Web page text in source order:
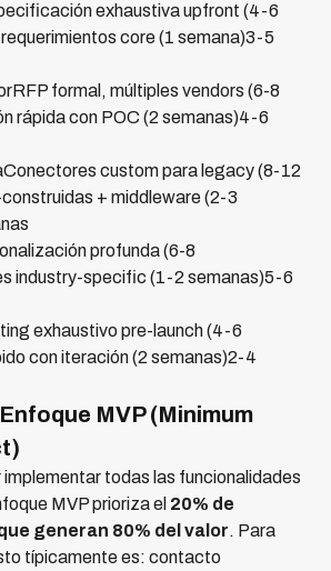
exhaustiva upfront (4-6
core (1 semana)3-5
formal, múltiples vendors (6-8
rápida con POC (2 semanas)4-6
custom para legacy (8-12
+ middleware (2-3
profunda (6-8
industry-specific (1-2 semanas)5-6
exhaustivo pre-launch (4-6
con iteración (2 semanas)2-4
MVP (Minimum
implementar todas las funcionalidades
MVP prioriza el 20% de
generan 80% del valor. Para
típicamente es: contacto